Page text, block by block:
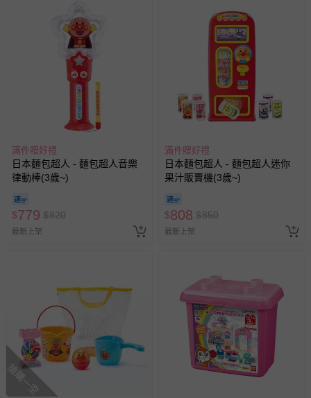
退貨的辦理流程
若您對於會員帳號、商品訂購與資訊、購物流程、付款方
式、折價券與購物金的使用、退貨及商品運送方式等有疑
問，你可詳見：
預購商品：預購為海外同步代購，遇缺貨即會通知媽咪並協
助取消退款事宜。
商品如因「價格、組合」等錯誤原因，導致無法安排出貨，
會主動以簡訊及mail通知訂單取消事宜，並將提供適當補
償。
滿件贈好禮
日本麵包超人 - 麵包超人音樂
律動棒(3歲~)
$779 $820
最新上架
滿件贈好禮
日本麵包超人 - 麵包超人迷你
果汁販賣機(3歲~)
$808 $850
最新上架
搶購一空